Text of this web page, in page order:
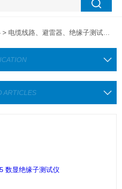
> 电缆线路、避雷器、绝缘子测试仪器
ARTICLES